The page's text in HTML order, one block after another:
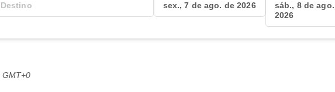
sex., 7 de ago. de 2026
sáb., 8 de
2026